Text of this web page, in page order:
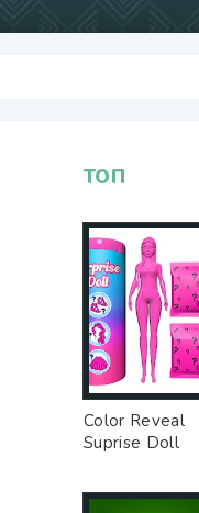
ТОП
Color Reveal
Suprise Doll